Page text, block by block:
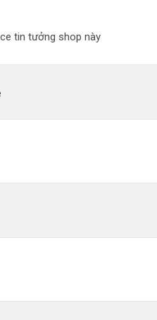
tin tưởng shop này